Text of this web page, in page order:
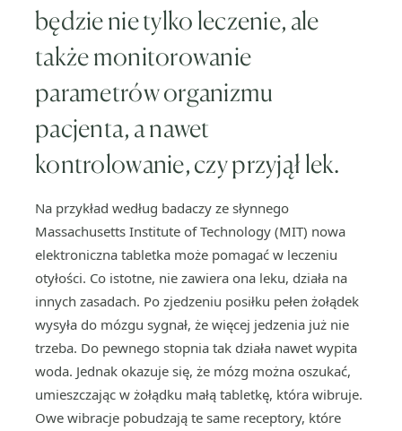
będzie nie tylko leczenie, ale
także monitorowanie
parametrów organizmu
pacjenta, a nawet
kontrolowanie, czy przyjął lek.
Na przykład według badaczy ze słynnego
Massachusetts Institute of Technology (MIT) nowa
elektroniczna tabletka może pomagać w leczeniu
otyłości. Co istotne, nie zawiera ona leku, działa na
innych zasadach. Po zjedzeniu posiłku pełen żołądek
wysyła do mózgu sygnał, że więcej jedzenia już nie
trzeba. Do pewnego stopnia tak działa nawet wypita
woda. Jednak okazuje się, że mózg można oszukać,
umieszczając w żołądku małą tabletkę, która wibruje.
Owe wibracje pobudzają te same receptory, które